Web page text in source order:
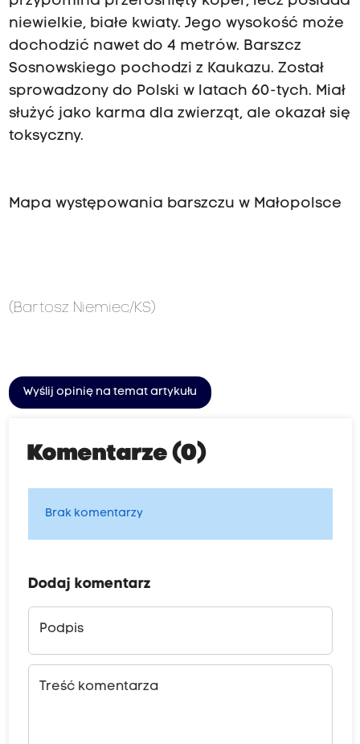
niewielkie, białe kwiaty. Jego wysokość może
dochodzić nawet do 4 metrów. Barszcz
Sosnowskiego pochodzi z Kaukazu. Został
sprowadzony do Polski w latach 60-tych. Miał
służyć jako karma dla zwierząt, ale okazał się
toksyczny.
Mapa występowania barszczu w Małopolsce
(Bartosz Niemiec/KS)
Wyślij opinię na temat artykułu
Komentarze (0)
Brak komentarzy
Dodaj komentarz
Podpis
Treść komentarza